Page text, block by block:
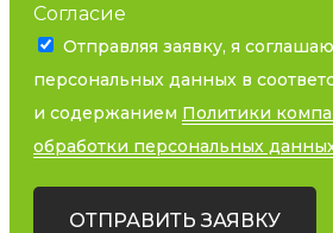
Согласие
Отправляя заявку, я
персональных данных в
и содержанием Политики
обработки персональных
ОТПРАВИТЬ ЗАЯВКУ